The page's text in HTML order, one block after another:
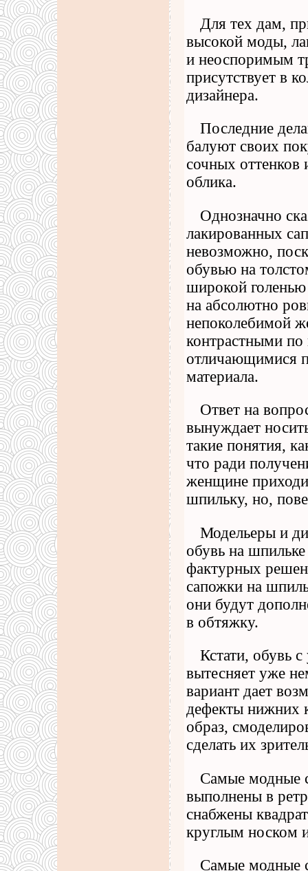
Для тех дам,
высокой моды,
и неоспоримым
присутствует в
дизайнера.
Последние
балуют своих
сочных
облика.
Однозначно
лакированных
невозможно,
обувью на
широкой
на абсолютно
непоколебимой
контрастными
отличающимися
материала.
Ответ на
вынуждает
такие понятия,
что ради
женщине
шпильку, но,
Модельеры и
обувь на
фактурных
сапожки на
они будут
в обтяжку.
Кстати, обувь
вытесняет уже
вариант дает
дефекты нижних
образ,
сделать их
Самые модные
выполнены в
снабжены
круглым носком
Самые модные